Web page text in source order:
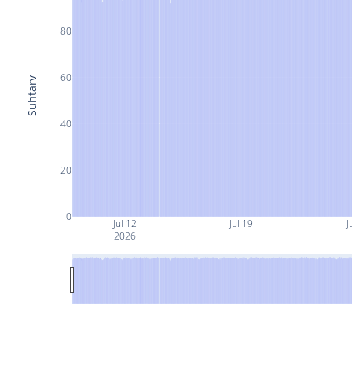
Jul 12
2026
Jul 19
0
20
40
60
80
Suhtarv